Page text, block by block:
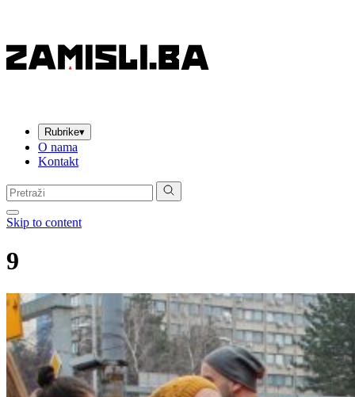
Rubrike▾
O nama
Kontakt
Pretraga:
Skip to content
9